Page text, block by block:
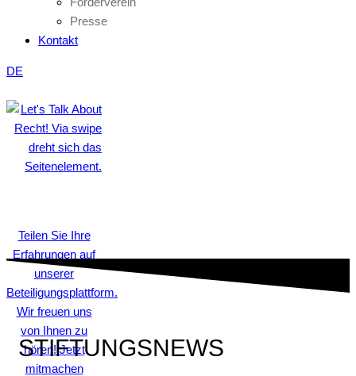
Presse
Kontakt
DE
Teilen Sie Ihre
Erfahrungen auf
unserer
Beteiligungsplattform.
Wir freuen uns
von Ihnen zu
hören! Jetzt
mitmachen
STIFTUNGSNEWS